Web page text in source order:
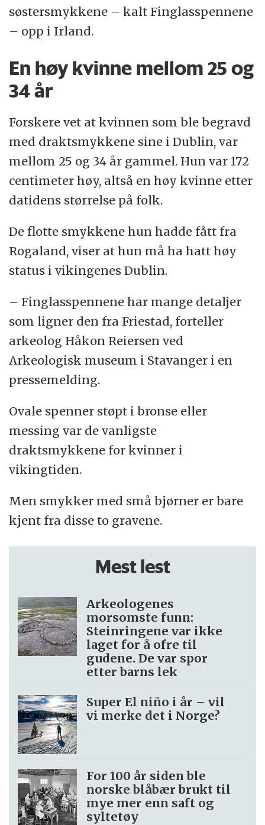
søstersmykkene – kalt Finglasspennene
– opp i Irland.
En høy kvinne mellom 25 og
34 år
Forskere vet at kvinnen som ble begravd
med draktsmykkene sine i Dublin, var
mellom 25 og 34 år gammel. Hun var 172
centimeter høy, altså en høy kvinne etter
datidens størrelse på folk.
De flotte smykkene hun hadde fått fra
Rogaland, viser at hun må ha hatt høy
status i vikingenes Dublin.
– Finglasspennene har mange detaljer
som ligner den fra Friestad, forteller
arkeolog Håkon Reiersen ved
Arkeologisk museum i Stavanger i en
pressemelding.
Ovale spenner støpt i bronse eller
messing var de vanligste
draktsmykkene for kvinner i
vikingtiden.
Men smykker med små bjørner er bare
kjent fra disse to gravene.
Mest lest
Arkeologenes
morsomste funn:
Steinringene var ikke
laget for å ofre til
gudene. De var spor
etter barns lek
Super El niño i år – vil
vi merke det i Norge?
For 100 år siden ble
norske blåbær brukt til
mye mer enn saft og
syltetøy